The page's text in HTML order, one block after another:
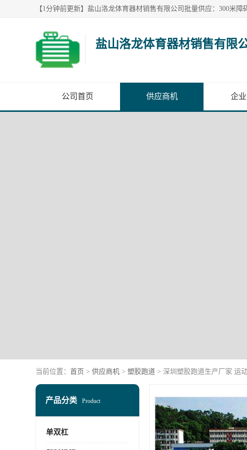
盐山洛龙体育器材销售有限
公司首页 供应商机 企
当前位置： 首页 > 供应商机 > 塑胶跑道 > 深圳塑胶跑道生产厂家 运
产品分类 Product
单双杠